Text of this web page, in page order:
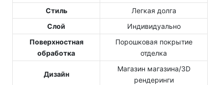
Стиль
Легкая долга
Слой
Индивидуально
Поверхностная
обработка
Порошковая покрытие
отделка
Дизайн
Магазин магазина/3D
рендеринги